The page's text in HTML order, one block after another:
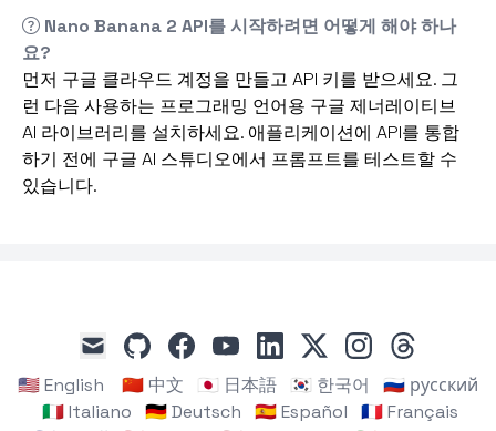
Nano Banana 2 API를 시작하려면 어떻게 해야 하나
요?
먼저 구글 클라우드 계정을 만들고 API 키를 받으세요. 그
런 다음 사용하는 프로그래밍 언어용 구글 제너레이티브
AI 라이브러리를 설치하세요. 애플리케이션에 API를 통합
하기 전에 구글 AI 스튜디오에서 프롬프트를 테스트할 수
있습니다.
mail
githubfacebookyoutubelinkedin
x instagramthreads
🇺🇸 English 🇨🇳 中文 🇯🇵 日本語 🇰🇷 한국어
🇷🇺 русский
🇮🇹 Italiano
🇩🇪 Deutsch 🇪🇸 Español
🇫🇷 Français